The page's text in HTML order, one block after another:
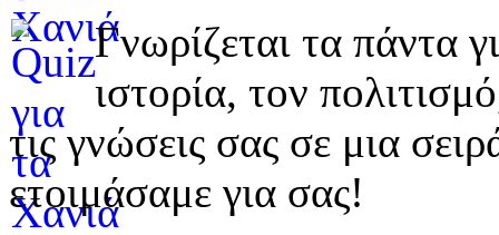
Γνωρίζεται τα πάντα
ιστορία, τον
τις γνώσεις σας σε μια
ετοιμάσαμε για σας!